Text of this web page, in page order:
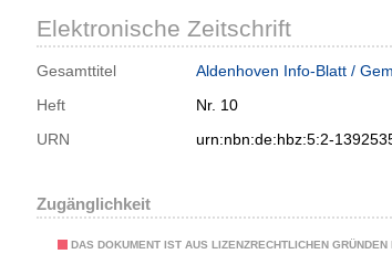
Elektronische Zeitschrift
Gesamttitel
Aldenhoven Info-Blatt /
Heft
Nr. 10
URN
urn:nbn:de:hbz:5:2-
Zugänglichkeit
DAS DOKUMENT IST AUS LIZENZRECHTLICHEN